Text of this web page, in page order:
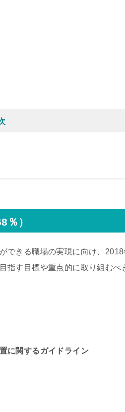
％）
できる職場の実現に向け、
指す目標や重点的に取り組むべ
に関するガイドライン